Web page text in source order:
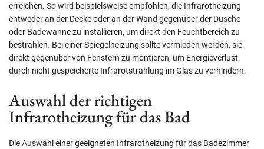
erreichen. So wird beispielsweise empfohlen, die Infrarotheizung
entweder an der Decke oder an der Wand gegenüber der Dusche
oder Badewanne zu installieren, um direkt den Feuchtbereich zu
bestrahlen. Bei einer Spiegelheizung sollte vermieden werden, sie
direkt gegenüber von Fenstern zu montieren, um Energieverlust
durch nicht gespeicherte Infrarotstrahlung im Glas zu verhindern.
Auswahl der richtigen
Infrarotheizung für das Bad
Die Auswahl einer geeigneten Infrarotheizung für das Badezimmer